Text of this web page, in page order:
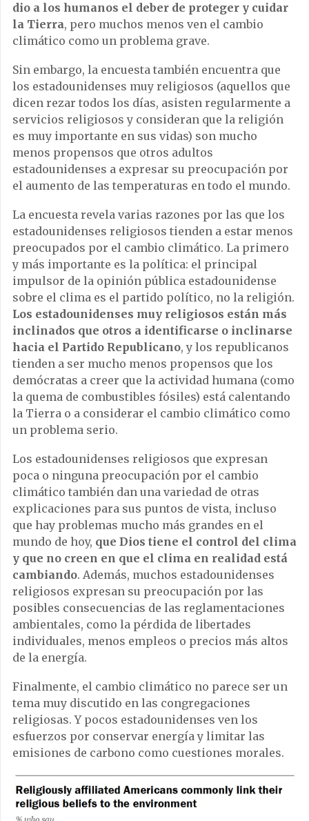
dio a los humanos el deber de proteger y cuidar
la Tierra, pero muchos menos ven el cambio
climático como un problema grave.
Sin embargo, la encuesta también encuentra que
los estadounidenses muy religiosos (aquellos que
dicen rezar todos los días, asisten regularmente a
servicios religiosos y consideran que la religión
es muy importante en sus vidas) son mucho
menos propensos que otros adultos
estadounidenses a expresar su preocupación por
el aumento de las temperaturas en todo el mundo.
La encuesta revela varias razones por las que los
estadounidenses religiosos tienden a estar menos
preocupados por el cambio climático. La primero
y más importante es la política: el principal
impulsor de la opinión pública estadounidense
sobre el clima es el partido político, no la religión.
Los estadounidenses muy religiosos están más
inclinados que otros a identificarse o inclinarse
hacia el Partido Republicano, y los republicanos
tienden a ser mucho menos propensos que los
demócratas a creer que la actividad humana (como
la quema de combustibles fósiles) está calentando
la Tierra o a considerar el cambio climático como
un problema serio.
Los estadounidenses religiosos que expresan
poca o ninguna preocupación por el cambio
climático también dan una variedad de otras
explicaciones para sus puntos de vista, incluso
que hay problemas mucho más grandes en el
mundo de hoy, que Dios tiene el control del clima
y que no creen en que el clima en realidad está
cambiando. Además, muchos estadounidenses
religiosos expresan su preocupación por las
posibles consecuencias de las reglamentaciones
ambientales, como la pérdida de libertades
individuales, menos empleos o precios más altos
de la energía.
Finalmente, el cambio climático no parece ser un
tema muy discutido en las congregaciones
religiosas. Y pocos estadounidenses ven los
esfuerzos por conservar energía y limitar las
emisiones de carbono como cuestiones morales.